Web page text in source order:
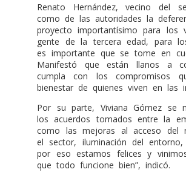
Renato Hernández, vecino del
como de las autoridades la
proyecto importantísimo para
gente de la tercera edad, para
es importante que se tome en
Manifestó que están llanos a
cumpla con los compromisos
bienestar de quienes viven en las
Por su parte, Viviana Gómez
los acuerdos tomados entre la
como las mejoras al acceso del
el sector, iluminación del
por eso estamos felices y
que todo funcione bien”, indicó.